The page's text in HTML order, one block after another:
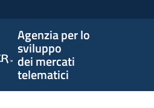
Agenzia per lo
sviluppo
dei mercati
telematici